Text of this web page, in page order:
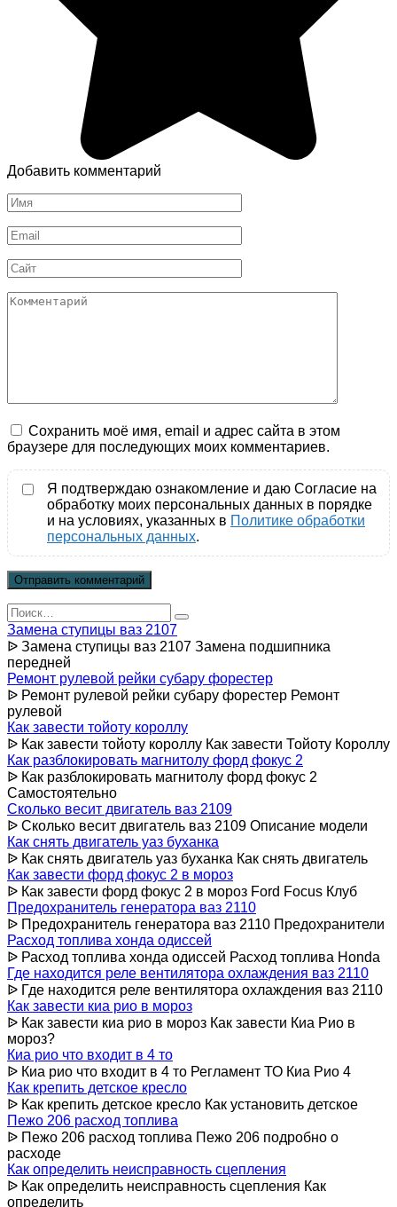
Добавить комментарий
Имя
*
Email
*
Сайт
Комментарий
Сохранить моё имя, email и адрес сайта в этом
браузере для последующих моих комментариев.
Я подтверждаю ознакомление и даю Согласие на
обработку моих персональных данных в порядке
и на условиях, указанных в Политике обработки
персональных данных.
Search
for:
Замена ступицы ваз 2107
ᐉ Замена ступицы ваз 2107 Замена подшипника
передней
Ремонт рулевой рейки субару форестер
ᐉ Ремонт рулевой рейки субару форестер Ремонт
рулевой
Как завести тойоту короллу
ᐉ Как завести тойоту короллу Как завести Тойоту Короллу
Как разблокировать магнитолу форд фокус 2
ᐉ Как разблокировать магнитолу форд фокус 2
Самостоятельно
Сколько весит двигатель ваз 2109
ᐉ Сколько весит двигатель ваз 2109 Описание модели
Как снять двигатель уаз буханка
ᐉ Как снять двигатель уаз буханка Как снять двигатель
Как завести форд фокус 2 в мороз
ᐉ Как завести форд фокус 2 в мороз Ford Focus Клуб
Предохранитель генератора ваз 2110
ᐉ Предохранитель генератора ваз 2110 Предохранители
Расход топлива хонда одиссей
ᐉ Расход топлива хонда одиссей Расход топлива Honda
Где находится реле вентилятора охлаждения ваз 2110
ᐉ Где находится реле вентилятора охлаждения ваз 2110
Как завести киа рио в мороз
ᐉ Как завести киа рио в мороз Как завести Киа Рио в
мороз?
Киа рио что входит в 4 то
ᐉ Киа рио что входит в 4 то Регламент ТО Киа Рио 4
Как крепить детское кресло
ᐉ Как крепить детское кресло Как установить детское
Пежо 206 расход топлива
ᐉ Пежо 206 расход топлива Пежо 206 подробно о
расходе
Как определить неисправность сцепления
ᐉ Как определить неисправность сцепления Как
определить